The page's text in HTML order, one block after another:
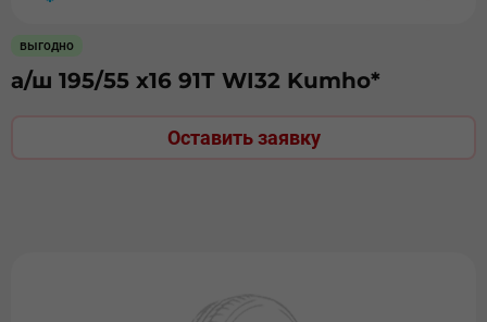
выгодно
а/ш 195/55 х16 91Т WI32 Kumho*
Оставить заявку